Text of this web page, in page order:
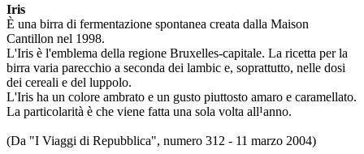
Iris
È una birra di fermentazione spontanea creata dalla Maison
Cantillon nel 1998.
L'Iris è l'emblema della regione Bruxelles-capitale. La ricetta per la
birra varia parecchio a seconda dei lambic e, soprattutto, nelle dosi
dei cereali e del luppolo.
L'Iris ha un colore ambrato e un gusto piuttosto amaro e caramellato.
La particolarità è che viene fatta una sola volta all¹anno.
(Da "I Viaggi di Repubblica", numero 312 - 11 marzo 2004)